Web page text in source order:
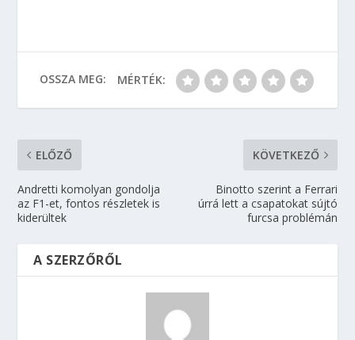
OSSZA MEG: MÉRTÉK:
ELŐZŐ
Andretti komolyan gondolja
az F1-et, fontos részletek is
kiderültek
KÖVETKEZŐ
Binotto szerint a Ferrari
úrrá lett a csapatokat sújtó
furcsa problémán
A SZERZŐRŐL